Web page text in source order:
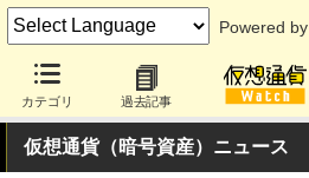
Powered by
カテゴリ 過去記事
仮想通貨（暗号資産）ニュース